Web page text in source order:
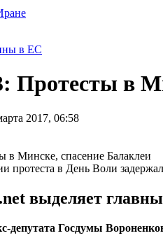
в ЕС
Протесты в
2017, 06:58
протеста в День Воли
выделяет
депутата Госдумы